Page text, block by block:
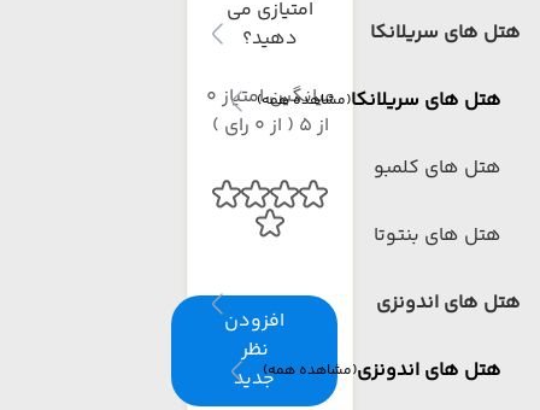
هتل های سریلانکا
هتل های سریلانکا(مشاهده همه)
هتل های کلمبو
هتل های بنتوتا
هتل های اندونزی
هتل های اندونزی(مشاهده همه)
امتیازی می
دهید؟
میانگین امتیاز 0
از 5 ( از 0 رای )
افزودن
نظر
جدید